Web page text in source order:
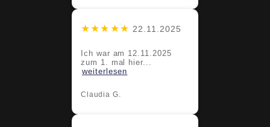
★★★★★ 22.11.2025
Ich war am 12.11.2025
zum 1. mal hier...
weiterlesen
Claudia G.